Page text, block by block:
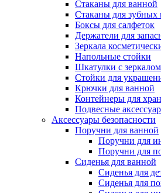
Стаканы для ванной
Стаканы для зубных
Боксы для салфеток
Держатели для
Зеркала
Напольные стойки
Шкатулки с зеркалом
Стойки для
Крючки для ванной
Контейнеры для
Подвесные
Аксессуары безопасности
Поручни для ванной
Поручни для
Поручни для
Сиденья для ванной
Сиденья для
Сиденья для